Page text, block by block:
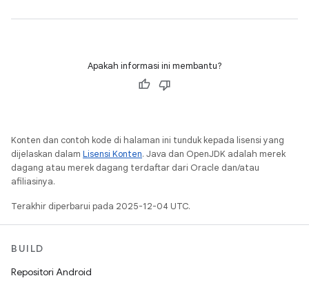
Apakah informasi ini membantu?
Konten dan contoh kode di halaman ini tunduk kepada lisensi yang
dijelaskan dalam Lisensi Konten. Java dan OpenJDK adalah merek
dagang atau merek dagang terdaftar dari Oracle dan/atau
afiliasinya.
Terakhir diperbarui pada 2025-12-04 UTC.
BUILD
Repositori Android